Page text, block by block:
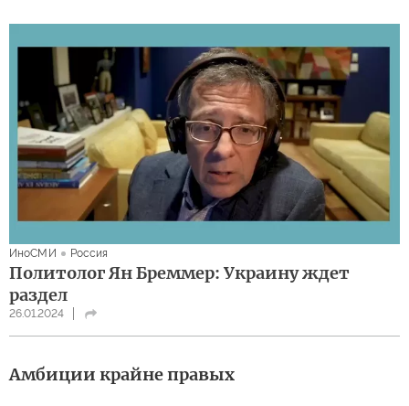
ИноСМИ Россия
Политолог Ян Бреммер: Украину ждет
раздел
26.01.2024
Амбиции крайне правых